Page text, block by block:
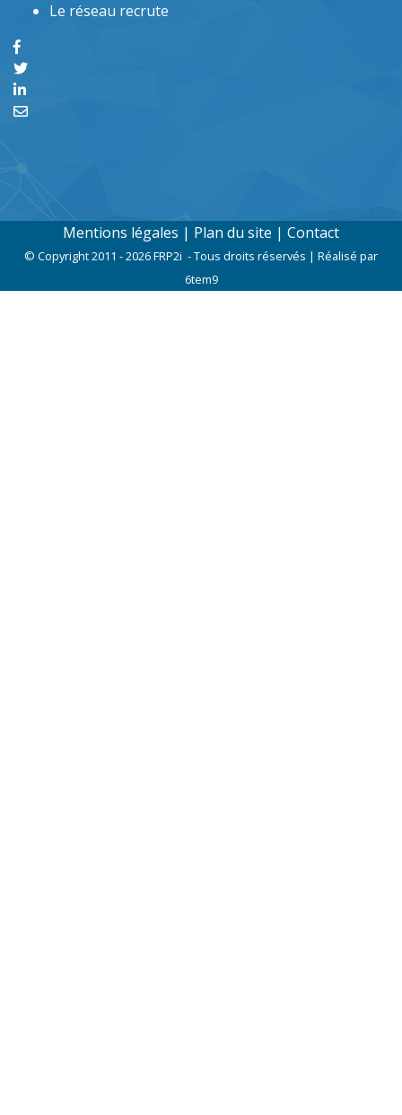
Le réseau recrute
Mentions légales | Plan du site | Contact
© Copyright 2011 - 2026 FRP2i - Tous droits réservés | Réalisé par
6tem9